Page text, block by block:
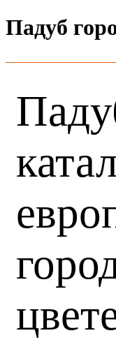
Падуб